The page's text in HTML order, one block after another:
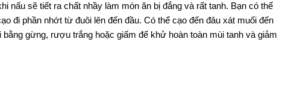
nấu sẽ tiết ra chất nhầy làm món ăn bị đắng và rất tanh. Bạn có thể
đi phần nhớt từ đuôi lên đến đầu. Có thể cạo đến đâu xát muối đến
gừng, rượu trắng hoặc giấm để khử hoàn toàn mùi tanh và giảm